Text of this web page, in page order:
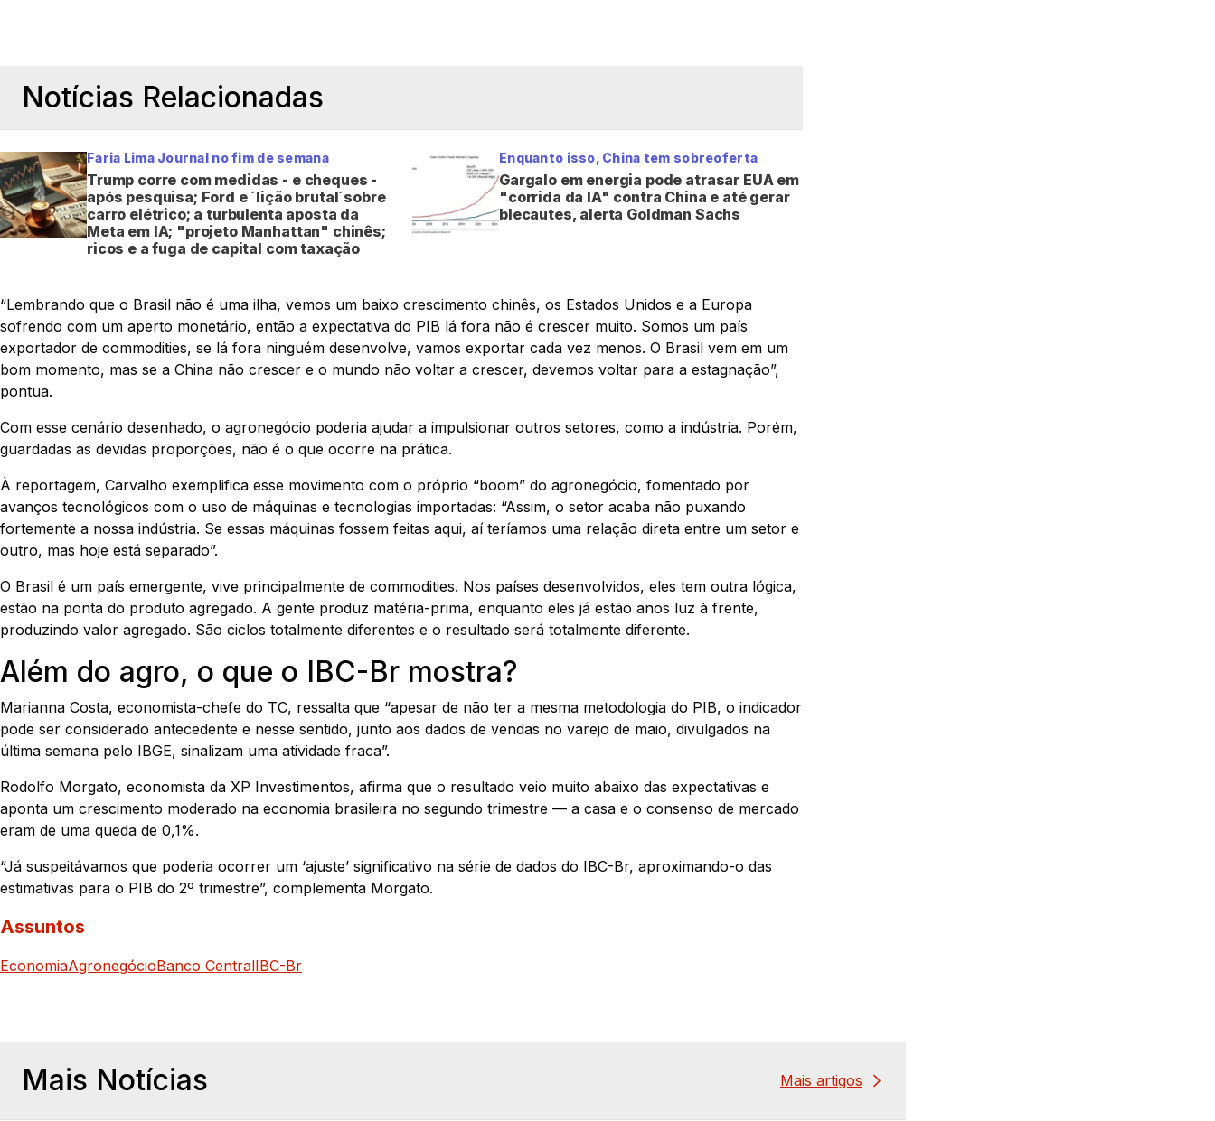
Notícias Relacionadas
Faria Lima Journal no fim de semana
Trump corre com medidas - e cheques -
após pesquisa; Ford e ´lição brutal´sobre
carro elétrico; a turbulenta aposta da
Meta em IA; "projeto Manhattan" chinês;
ricos e a fuga de capital com taxação
Enquanto isso, China tem sobreoferta
Gargalo em energia pode atrasar EUA em
"corrida da IA" contra China e até gerar
blecautes, alerta Goldman Sachs
“Lembrando que o Brasil não é uma ilha, vemos um baixo crescimento chinês, os Estados Unidos e a Europa
sofrendo com um aperto monetário, então a expectativa do PIB lá fora não é crescer muito. Somos um país
exportador de commodities, se lá fora ninguém desenvolve, vamos exportar cada vez menos. O Brasil vem em um
bom momento, mas se a China não crescer e o mundo não voltar a crescer, devemos voltar para a estagnação”,
pontua.
Com esse cenário desenhado, o agronegócio poderia ajudar a impulsionar outros setores, como a indústria. Porém,
guardadas as devidas proporções, não é o que ocorre na prática.
À reportagem, Carvalho exemplifica esse movimento com o próprio “boom” do agronegócio, fomentado por
avanços tecnológicos com o uso de máquinas e tecnologias importadas: “Assim, o setor acaba não puxando
fortemente a nossa indústria. Se essas máquinas fossem feitas aqui, aí teríamos uma relação direta entre um setor e
outro, mas hoje está separado”.
O Brasil é um país emergente, vive principalmente de commodities. Nos países desenvolvidos, eles tem outra lógica,
estão na ponta do produto agregado. A gente produz matéria-prima, enquanto eles já estão anos luz à frente,
produzindo valor agregado. São ciclos totalmente diferentes e o resultado será totalmente diferente.
Além do agro, o que o IBC-Br mostra?
Marianna Costa, economista-chefe do TC, ressalta que “apesar de não ter a mesma metodologia do PIB, o indicador
pode ser considerado antecedente e nesse sentido, junto aos dados de vendas no varejo de maio, divulgados na
última semana pelo IBGE, sinalizam uma atividade fraca”.
Rodolfo Morgato, economista da XP Investimentos, afirma que o resultado veio muito abaixo das expectativas e
aponta um crescimento moderado na economia brasileira no segundo trimestre — a casa e o consenso de mercado
eram de uma queda de 0,1%.
“Já suspeitávamos que poderia ocorrer um ‘ajuste’ significativo na série de dados do IBC-Br, aproximando-o das
estimativas para o PIB do 2º trimestre”, complementa Morgato.
Assuntos
EconomiaAgronegócioBanco CentralIBC-Br
Mais Notícias Mais artigos